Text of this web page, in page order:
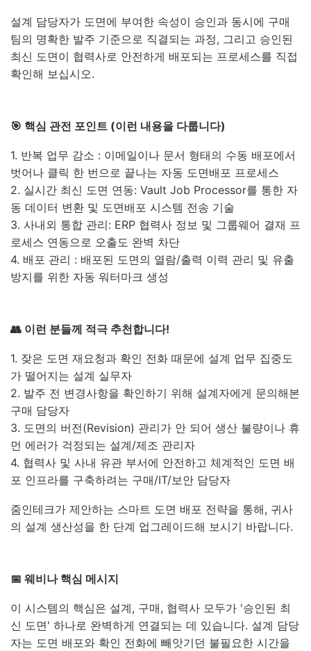
설계 담당자가 도면에 부여한 속성이 승인과 동시에 구매
팀의 명확한 발주 기준으로 직결되는 과정, 그리고 승인된
최신 도면이 협력사로 안전하게 배포되는 프로세스를 직접
확인해 보십시오.
🎯 핵심 관전 포인트 (이런 내용을 다룹니다)
1. 반복 업무 감소 : 이메일이나 문서 형태의 수동 배포에서
벗어나 클릭 한 번으로 끝나는 자동 도면배포 프로세스
2. 실시간 최신 도면 연동: Vault Job Processor를 통한 자
동 데이터 변환 및 도면배포 시스템 전송 기술
3. 사내외 통합 관리: ERP 협력사 정보 및 그룹웨어 결재 프
로세스 연동으로 오출도 완벽 차단
4. 배포 관리 : 배포된 도면의 열람/출력 이력 관리 및 유출
방지를 위한 자동 워터마크 생성
👥 이런 분들께 적극 추천합니다!
1. 잦은 도면 재요청과 확인 전화 때문에 설계 업무 집중도
가 떨어지는 설계 실무자
2. 발주 전 변경사항을 확인하기 위해 설계자에게 문의해본
구매 담당자
3. 도면의 버전(Revision) 관리가 안 되어 생산 불량이나 휴
먼 에러가 걱정되는 설계/제조 관리자
4. 협력사 및 사내 유관 부서에 안전하고 체계적인 도면 배
포 인프라를 구축하려는 구매/IT/보안 담당자
줌인테크가 제안하는 스마트 도면 배포 전략을 통해, 귀사
의 설계 생산성을 한 단계 업그레이드해 보시기 바랍니다.
📅 웨비나 핵심 메시지
이 시스템의 핵심은 설계, 구매, 협력사 모두가 '승인된 최
신 도면' 하나로 완벽하게 연결되는 데 있습니다. 설계 담당
자는 도면 배포와 확인 전화에 빼앗기던 불필요한 시간을